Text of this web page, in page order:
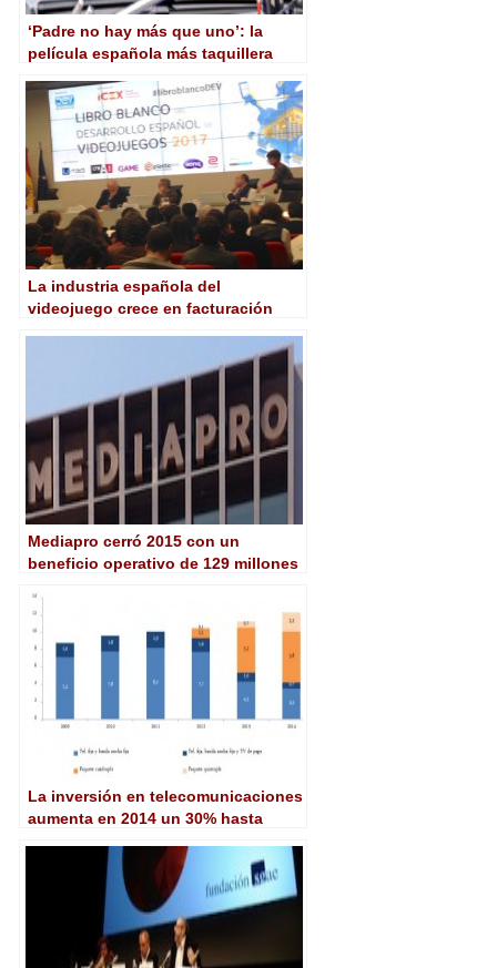
‘Padre no hay más que uno’: la
película española más taquillera
en recaudación
La industria española del
videojuego crece en facturación
Mediapro cerró 2015 con un
beneficio operativo de 129 millones
La inversión en telecomunicaciones
aumenta en 2014 un 30% hasta